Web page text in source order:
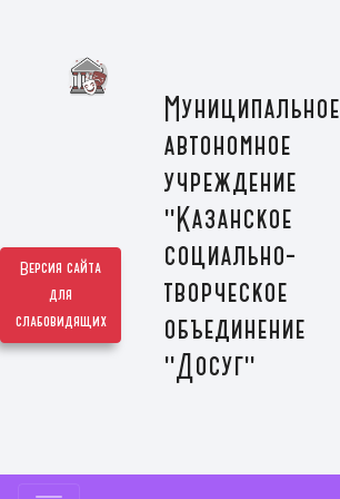
Версия сайта
для
слабовидящих
Муниципальное
автономное
учреждение
"Казанское
социально-
творческое
объединение
"Досуг"